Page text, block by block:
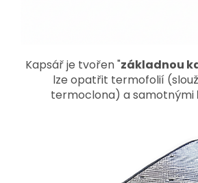
Kapsář je tvořen "základnou
lze opatřit termofolií
termoclona) a samotnými